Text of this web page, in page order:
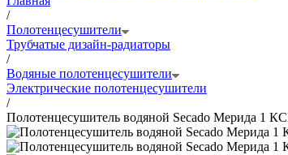
/
Полотенцесушители
Трубчатые дизайн-радиаторы
/
Водяные полотенцесушители
Электрические полотенцесушители
/
Полотенцесушитель водяной Secado Мерида 1